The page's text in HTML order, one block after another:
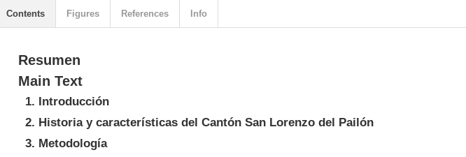
Resumen
Main Text
1. Introducción
2. Historia y características del Cantón San Lorenzo del Pailón
3. Metodología
Contents Figures References Info